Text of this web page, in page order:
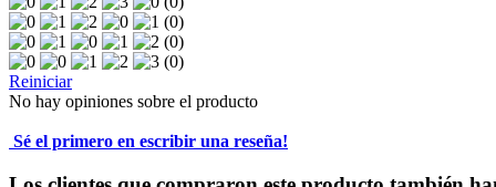
(0)
(0)
(0)
Reiniciar
No hay opiniones sobre el producto
Sé el primero en escribir una reseña!